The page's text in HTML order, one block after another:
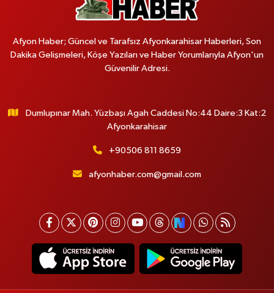
Afyon Haber; Güncel ve Tarafsız Afyonkarahisar Haberleri, Son
Dakika Gelişmeleri, Köşe Yazıları ve Haber Yorumlarıyla Afyon'un
Güvenilir Adresi.
Dumlupınar Mah. Yüzbaşı Agah Caddesi No:44 Daire:3 Kat:2
Afyonkarahisar
+90506 811 8659
afyonhaber.com@gmail.com